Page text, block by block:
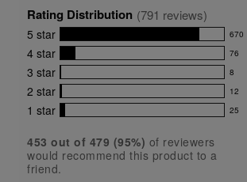
for
this
product:
4.7
out
of
5
stars
Rating Distribution (791 reviews)
5 star 670
670
reviews
with
5
star
rating.
4 star 76
76
reviews
with
4
rating.
3 star 8
8
reviews
with
star
rating.
2 star 12
12
reviews
2
star
rating.
1 star 25
25
with
1
453 out of 479 (95%) of reviewers
would recommend this product to a
friend.